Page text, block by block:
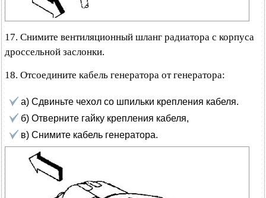
17. Снимите вентиляционный шланг радиатора с корпуса
дроссельной заслонки.
18. Отсоедините кабель генератора от генератора:
а) Сдвиньте чехол со шпильки крепления кабеля.
б) Отверните гайку крепления кабеля,
в) Снимите кабель генератора.